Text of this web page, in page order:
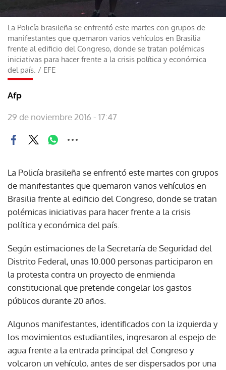
La Policía brasileña se enfrentó este martes con grupos de
manifestantes que quemaron varios vehículos en Brasilia
frente al edificio del Congreso, donde se tratan polémicas
iniciativas para hacer frente a la crisis política y económica
del país. / EFE
Afp
29 de noviembre 2016 - 17:47
La Policía brasileña se enfrentó este martes con grupos
de manifestantes que quemaron varios vehículos en
Brasilia frente al edificio del Congreso, donde se tratan
polémicas iniciativas para hacer frente a la crisis
política y económica del país.
Según estimaciones de la Secretaría de Seguridad del
Distrito Federal, unas 10.000 personas participaron en
la protesta contra un proyecto de enmienda
constitucional que pretende congelar los gastos
públicos durante 20 años.
Algunos manifestantes, identificados con la izquierda y
los movimientos estudiantiles, ingresaron al espejo de
agua frente a la entrada principal del Congreso y
volcaron un vehículo, antes de ser dispersados por una